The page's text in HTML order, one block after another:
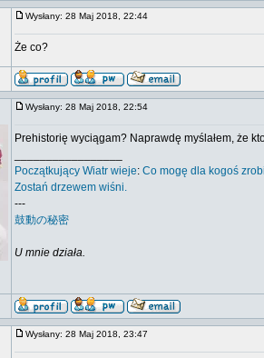
Wysłany: 28 Maj 2018, 22:44
Że co?
Wysłany: 28 Maj 2018, 22:54
Prehistorię wyciągam? Naprawdę myślałem, że
Początkujący Wiatr wieje: Co mogę dla kogoś
Zostań drzewem wiśni.
---
鼓動の秘密
U mnie działa.
Wysłany: 28 Maj 2018, 23:47